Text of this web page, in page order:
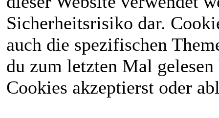
Sicherheitsrisiko dar.
auch die spezifischen
du zum letzten Mal
Cookies akzeptierst oder